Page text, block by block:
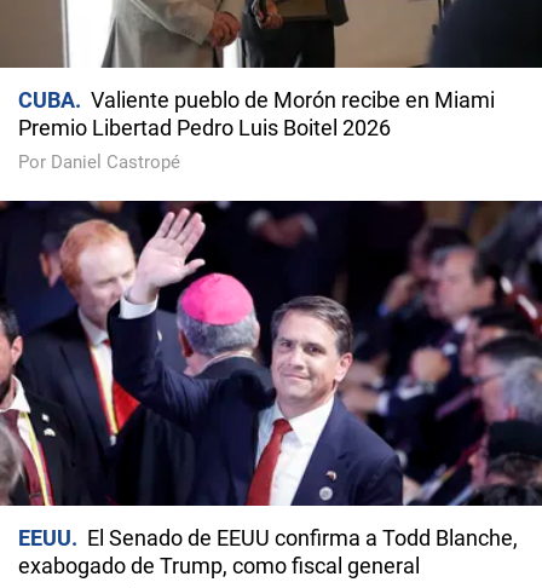
CUBA
Valiente pueblo de Morón recibe en Miami
Premio Libertad Pedro Luis Boitel 2026
Por Daniel Castropé
EEUU
El Senado de EEUU confirma a Todd Blanche,
exabogado de Trump, como fiscal general